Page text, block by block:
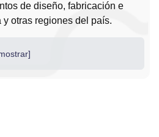
de diseño, fabricación e
otras regiones del país.